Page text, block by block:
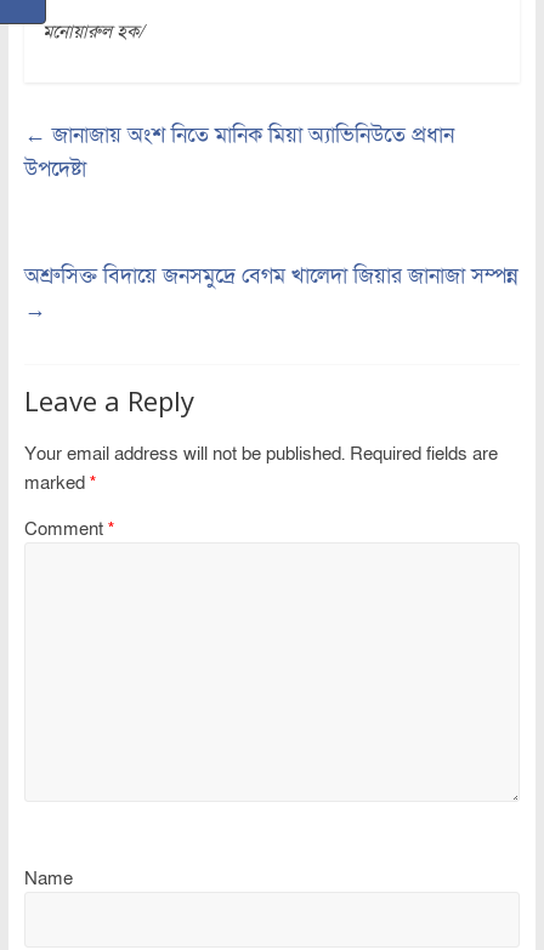
মনোয়ারুল হক/
← জানাজায় অংশ নিতে মানিক মিয়া অ্যাভিনিউতে প্রধান
উপদেষ্টা
অশ্রুসিক্ত বিদায়ে জনসমুদ্রে বেগম খালেদা জিয়ার জানাজা সম্পন্ন
→
Leave a Reply
Your email address will not be published. Required fields are
marked *
Comment *
Name